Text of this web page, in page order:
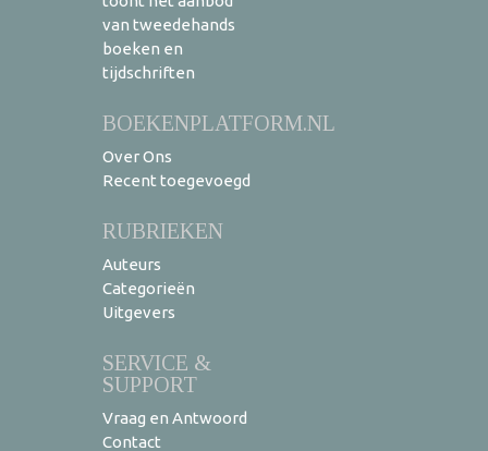
van tweedehands
boeken en
tijdschriften
BOEKENPLATFORM.NL
Over Ons
Recent toegevoegd
RUBRIEKEN
Auteurs
Categorieën
Uitgevers
SERVICE &
SUPPORT
Vraag en Antwoord
Contact